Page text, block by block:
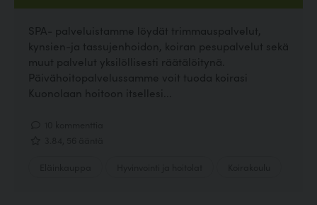
SPA- palveluistamme löydät trimmauspalvelut,
kynsien-ja tassujenhoidon, koiran pesupalvelut sekä
muut palvelut yksilöllisesti räätälöitynä.
Päivähoitopalvelussamme voit tuoda koirasi
Kuonolaan hoitoon itsellesi...